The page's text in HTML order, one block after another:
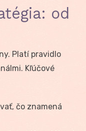
od
Platí pravidlo
Kľúčové
čo znamená